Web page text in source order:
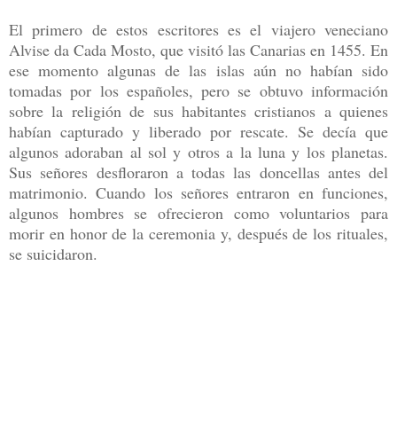
El primero de estos escritores es el viajero veneciano
Alvise da Cada Mosto, que visitó las Canarias en 1455. En
ese momento algunas de las islas aún no habían sido
tomadas por los españoles, pero se obtuvo información
sobre la religión de sus habitantes cristianos a quienes
habían capturado y liberado por rescate. Se decía que
algunos adoraban al sol y otros a la luna y los planetas.
Sus señores desfloraron a todas las doncellas antes del
matrimonio. Cuando los señores entraron en funciones,
algunos hombres se ofrecieron como voluntarios para
morir en honor de la ceremonia y, después de los rituales,
se suicidaron.